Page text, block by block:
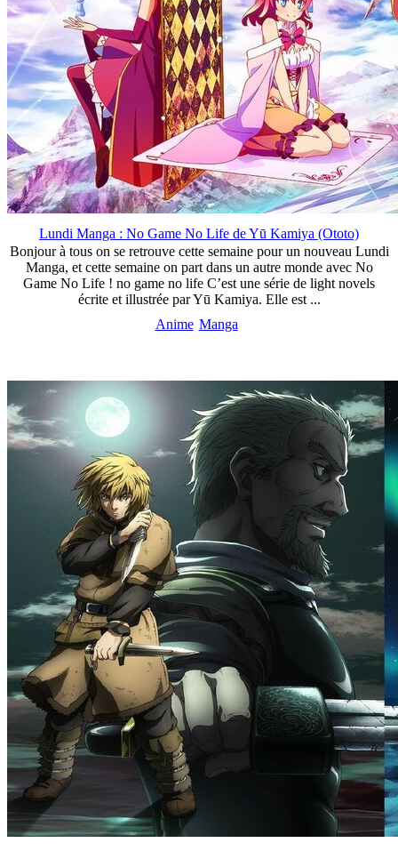
Lundi Manga : No Game No Life de Yū Kamiya (Ototo)
Bonjour à tous on se retrouve cette semaine pour un nouveau Lundi
Manga, et cette semaine on part dans un autre monde avec No
Game No Life ! no game no life C’est une série de light novels
écrite et illustrée par Yū Kamiya. Elle est ...
Anime Manga